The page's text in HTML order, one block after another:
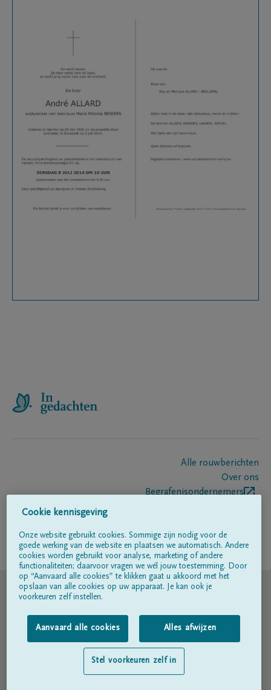
Alle rouwberichten
Over ons
Begrafenisondernemers
Volg ons op
© DELA
Gebruiksvoorwaarden
Privacyverklaring
Toegankelijkheidsverklaring
Cookie kennisgeving
Onze website gebruikt cookies. Sommige zijn nodig voor de
goede werking van de website en plaatsen we automatisch. Andere
cookies worden gebruikt voor analyse, marketing of andere
functionaliteiten; daarvoor vragen we wél jouw toestemming. Door
op “Aanvaard alle cookies” te klikken gaat u akkoord met het
opslaan van alle cookies op uw apparaat. Je kan ook je
voorkeuren zelf instellen.
Aanvaard alle cookies Alles afwijzen
Stel voorkeuren zelf in